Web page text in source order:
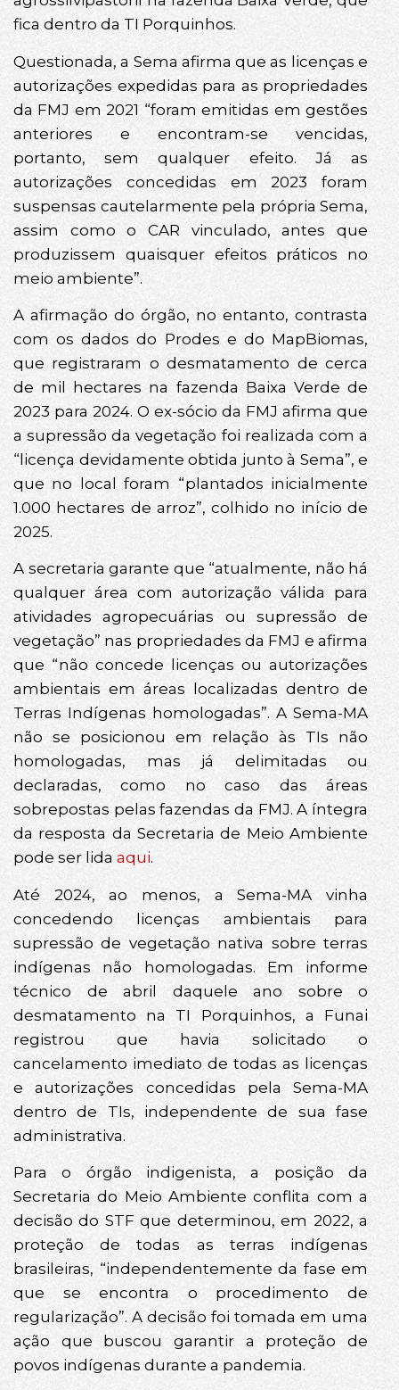
fica dentro da TI Porquinhos.
Questionada, a Sema afirma que as licenças e
autorizações expedidas para as propriedades
da FMJ em 2021 “foram emitidas em gestões
anteriores e encontram-se vencidas,
portanto, sem qualquer efeito. Já as
autorizações concedidas em 2023 foram
suspensas cautelarmente pela própria Sema,
assim como o CAR vinculado, antes que
produzissem quaisquer efeitos práticos no
meio ambiente”.
A afirmação do órgão, no entanto, contrasta
com os dados do Prodes e do MapBiomas,
que registraram o desmatamento de cerca
de mil hectares na fazenda Baixa Verde de
2023 para 2024. O ex-sócio da FMJ afirma que
a supressão da vegetação foi realizada com a
“licença devidamente obtida junto à Sema”, e
que no local foram “plantados inicialmente
1.000 hectares de arroz”, colhido no início de
2025.
A secretaria garante que “atualmente, não há
qualquer área com autorização válida para
atividades agropecuárias ou supressão de
vegetação” nas propriedades da FMJ e afirma
que “não concede licenças ou autorizações
ambientais em áreas localizadas dentro de
Terras Indígenas homologadas”. A Sema-MA
não se posicionou em relação às TIs não
homologadas, mas já delimitadas ou
declaradas, como no caso das áreas
sobrepostas pelas fazendas da FMJ. A íntegra
da resposta da Secretaria de Meio Ambiente
pode ser lida aqui.
Até 2024, ao menos, a Sema-MA vinha
concedendo licenças ambientais para
supressão de vegetação nativa sobre terras
indígenas não homologadas. Em informe
técnico de abril daquele ano sobre o
desmatamento na TI Porquinhos, a Funai
registrou que havia solicitado o
cancelamento imediato de todas as licenças
e autorizações concedidas pela Sema-MA
dentro de TIs, independente de sua fase
administrativa.
Para o órgão indigenista, a posição da
Secretaria do Meio Ambiente conflita com a
decisão do STF que determinou, em 2022, a
proteção de todas as terras indígenas
brasileiras, “independentemente da fase em
que se encontra o procedimento de
regularização”. A decisão foi tomada em uma
ação que buscou garantir a proteção de
povos indígenas durante a pandemia.